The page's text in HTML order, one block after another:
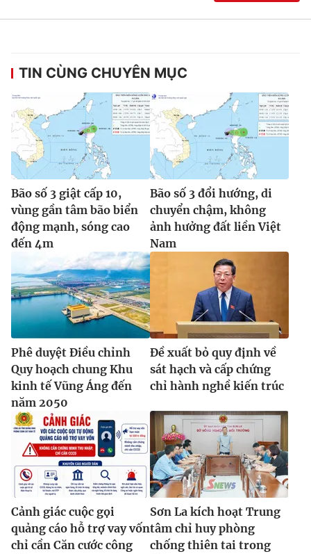
TIN CÙNG CHUYÊN MỤC
Bão số 3 giật cấp 10,
vùng gần tâm bão biển
động mạnh, sóng cao
đến 4m
Bão số 3 đổi hướng, di
chuyển chậm, không
ảnh hưởng đất liền Việt
Nam
Phê duyệt Điều chỉnh
Quy hoạch chung Khu
kinh tế Vũng Áng đến
năm 2050
Đề xuất bỏ quy định về
sát hạch và cấp chứng
chỉ hành nghề kiến trúc
Cảnh giác cuộc gọi
quảng cáo hỗ trợ vay vốn
chỉ cần Căn cước công
Sơn La kích hoạt Trung
tâm chỉ huy phòng
chống thiên tai trong